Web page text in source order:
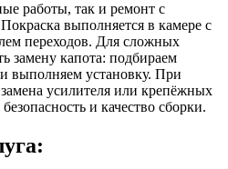
работы, так и ремонт с
выполняется в камере с
переходов. Для сложных
замену капота: подбираем
и выполняем установку. При
усилителя или крепёжных
и качество сборки.